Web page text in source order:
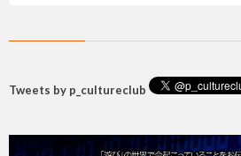
Tweets by p_cultureclub